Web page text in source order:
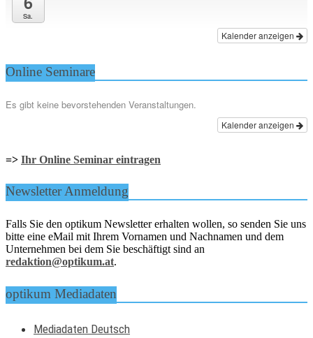
Sa.
Kalender anzeigen
Online Seminare
Es gibt keine bevorstehenden Veranstaltungen.
Kalender anzeigen
=> Ihr Online Seminar eintragen
Newsletter Anmeldung
Falls Sie den optikum Newsletter erhalten wollen, so senden Sie uns
bitte eine eMail mit Ihrem Vornamen und Nachnamen und dem
Unternehmen bei dem Sie beschäftigt sind an
redaktion@optikum.at.
optikum Mediadaten
Mediadaten Deutsch